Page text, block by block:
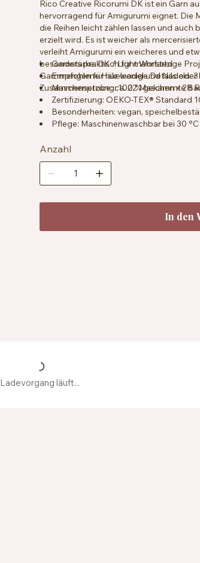
Rico Creative Ricorumi DK ist ein Garn
hervorragend für Amigurumi eignet. Die
die Reihen leicht zählen lassen und auch
erzielt wird. Es ist weicher als
verleiht Amigurumi ein weicheres und
besonders praktisch für mehrfarbige
Garnmengen für nur wenige Details oder
Zusammensetzung: 100 % gekämmte
Garnstärke: DK / Light Worsted
Empfohlene Häkelnadel und Nadeln:
Maschenprobe: ca. 22 Maschen x 28
Zertifizierung: OEKO-TEX® Standard
Besonderheiten: vegan,
Pflege: Maschinenwaschbar bei 30 °C
Anzahl
In den
Ladevorgang läuft...